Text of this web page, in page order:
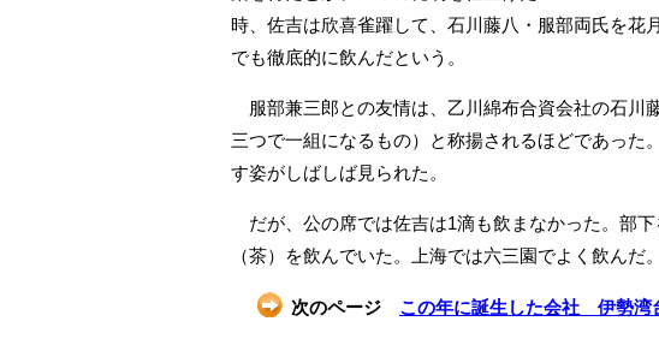
時、佐吉は欣喜雀躍して、石川藤八・服部両氏を花
でも徹底的に飲んだという。
服部兼三郎との友情は、乙川綿布合資会社の石川
三つで一組になるもの）と称揚されるほどであった
す姿がしばしば見られた。
だが、公の席では佐吉は1滴も飲まなかった。部
（茶）を飲んでいた。上海では六三園でよく飲んだ
次のページ この年に誕生した会社 伊勢